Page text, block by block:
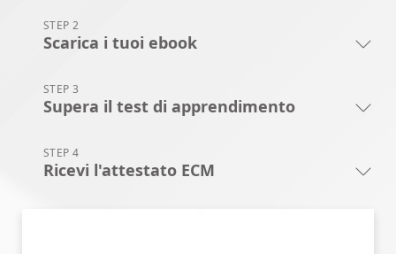
STEP 2
Scarica i tuoi ebook
STEP 3
Supera il test di apprendimento
STEP 4
Ricevi l'attestato ECM